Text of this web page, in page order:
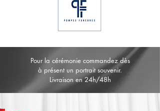
Pour la cérémonie commandez dès
à présent un portrait souvenir.
Livraison en 24h/48h